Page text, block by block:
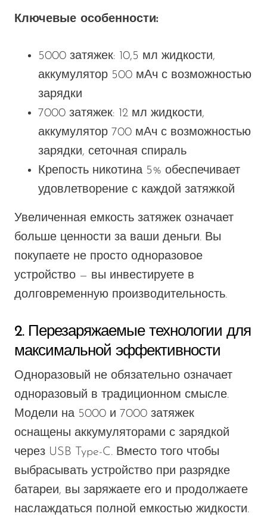
Ключевые особенности:
5000 затяжек: 10,5 мл жидкости,
аккумулятор 500 мАч с возможностью
зарядки
7000 затяжек: 12 мл жидкости,
аккумулятор 700 мАч с возможностью
зарядки, сеточная спираль
Крепость никотина 5% обеспечивает
удовлетворение с каждой затяжкой
Увеличенная емкость затяжек означает
больше ценности за ваши деньги. Вы
покупаете не просто одноразовое
устройство — вы инвестируете в
долговременную производительность.
2. Перезаряжаемые технологии для
максимальной эффективности
Одноразовый не обязательно означает
одноразовый в традиционном смысле.
Модели на 5000 и 7000 затяжек
оснащены аккумуляторами с зарядкой
через USB Type-C. Вместо того чтобы
выбрасывать устройство при разрядке
батареи, вы заряжаете его и продолжаете
наслаждаться полной емкостью жидкости.